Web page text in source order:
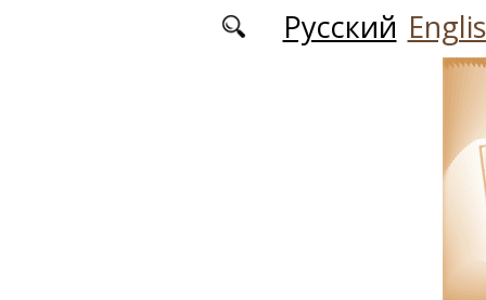
Перейти к основному содержаниюРусский